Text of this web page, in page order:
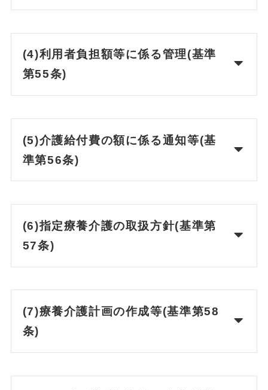
(4)利用者負担額等に係る管理(基準
第55条)
(5)介護給付費の額に係る通知等(基
準第56条)
(6)指定療養介護の取扱方針(基準第
57条)
(7)療養介護計画の作成等(基準第58
条)